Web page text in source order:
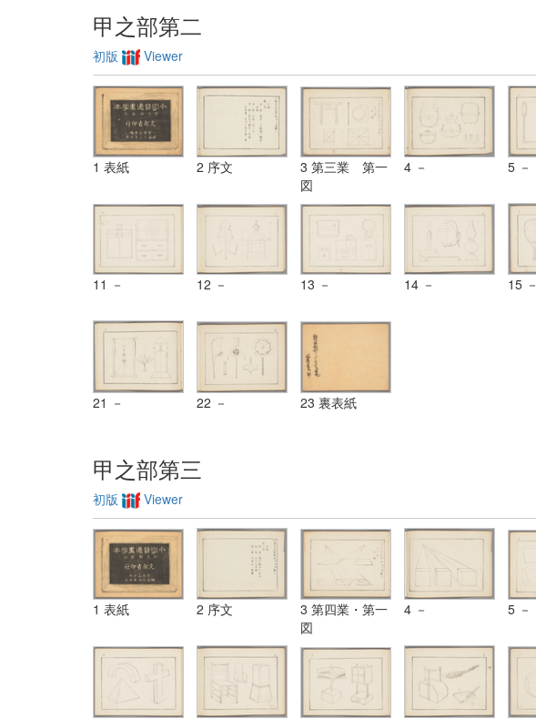
甲之部第二
初版 Viewer
1 表紙 2 序文
3 第三業 第一
図
4 － 5 －
11 － 12 － 13 － 14 － 15 －
21 － 22 － 23 裏表紙
甲之部第三
初版 Viewer
1 表紙 2 序文
3 第四業・第一
図
4 － 5 －